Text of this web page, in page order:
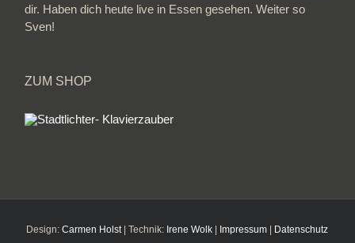
dir. Haben dich heute live in Essen gesehen. Weiter so
Sven!
ZUM SHOP
Design:Carmen Holst| Technik: Irene Wolk Impressum Datenschutz